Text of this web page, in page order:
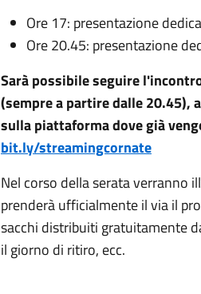
Ore 17: presentazione
Ore 20.45: presentazione
Sarà possibile seguire
(sempre a partire dalle 20.45),
sulla piattaforma dove già
bit.ly/streamingcornate
Nel corso della serata verranno
prenderà ufficialmente il via il
sacchi distribuiti gratuitamente
il giorno di ritiro, ecc.